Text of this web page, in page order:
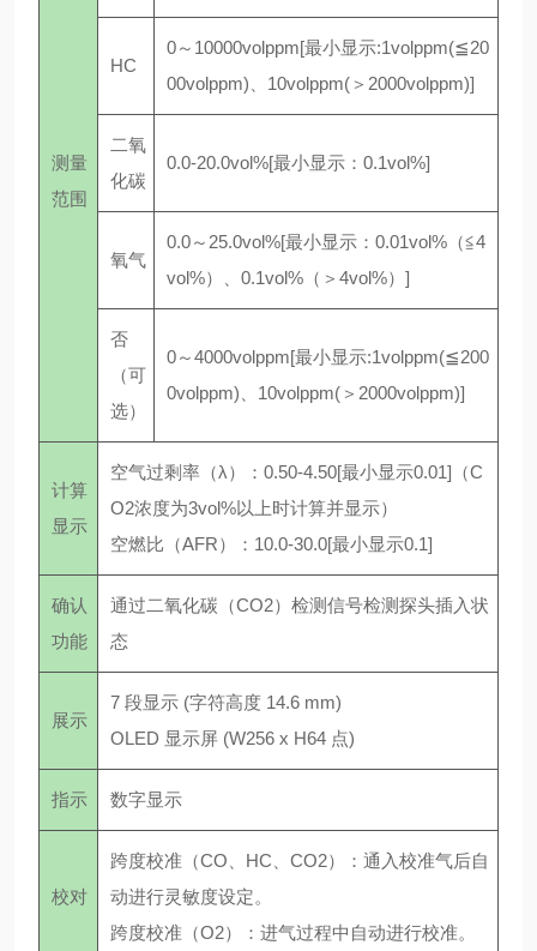
测量
范围
HC
0～10000volppm[最小显示:1volppm(≦20
00volppm)、10volppm(＞2000volppm)]
二氧
化碳
0.0-20.0vol%[最小显示：0.1vol%]
氧气
0.0～25.0vol%[最小显示：0.01vol%（≦4
vol%）、0.1vol%（＞4vol%）]
否
（可
选）
0～4000volppm[最小显示:1volppm(≦200
0volppm)、10volppm(＞2000volppm)]
计算
显示
空气过剩率（λ）：0.50-4.50[最小显示0.01]（C
O2浓度为3vol%以上时计算并显示）
空燃比（AFR）：10.0-30.0[最小显示0.1]
确认
功能
通过二氧化碳（CO2）检测信号检测探头插入状
态
展示
7 段显示 (字符高度 14.6 mm)
OLED 显示屏 (W256 x H64 点)
指示 数字显示
校对
跨度校准（CO、HC、CO2）：通入校准气后自
动进行灵敏度设定。
跨度校准（O2）：进气过程中自动进行校准。